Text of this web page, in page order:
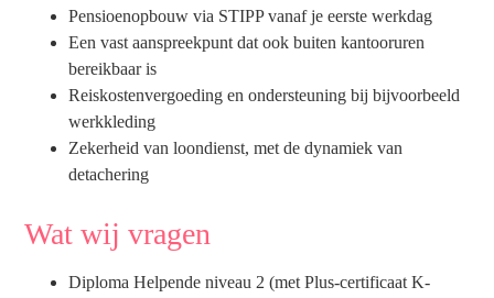
Pensioenopbouw via STIPP vanaf je eerste werkdag
Een vast aanspreekpunt dat ook buiten kantooruren
bereikbaar is
Reiskostenvergoeding en ondersteuning bij bijvoorbeeld
werkkleding
Zekerheid van loondienst, met de dynamiek van
detachering
Wat wij vragen
Diploma Helpende niveau 2 (met Plus-certificaat K-